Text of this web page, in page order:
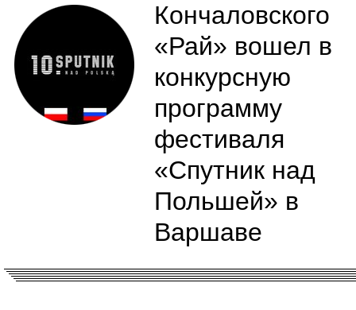
Кончаловского
«Рай» вошел в
конкурсную
программу
фестиваля
«Спутник над
Польшей» в
Варшаве